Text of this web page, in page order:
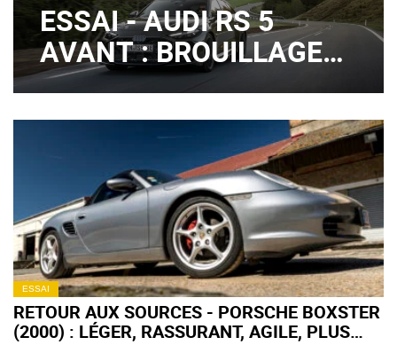
ESSAI - AUDI RS 5
AVANT : BROUILLAGE
DE PISTES ?
ESSAI
RETOUR AUX SOURCES - PORSCHE BOXSTER
(2000) : LÉGER, RASSURANT, AGILE, PLUS